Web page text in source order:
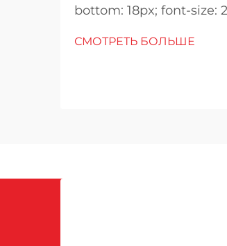
bottom: 18px; font-size:
height: normal; } h3 {
СМОТРЕТЬ БОЛЬШЕ